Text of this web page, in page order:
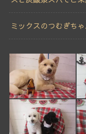
ミックスのつむぎち